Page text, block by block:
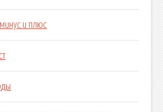
минус и плюс